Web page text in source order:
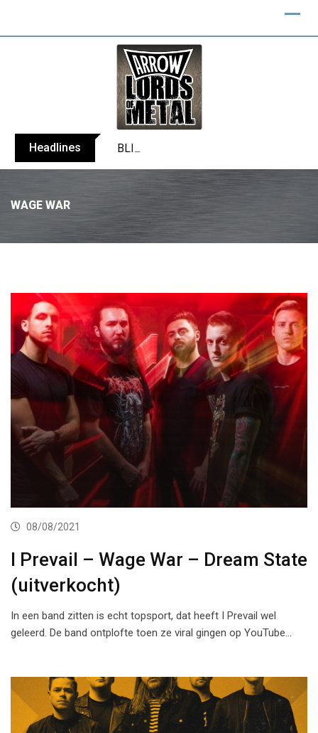
Headlines BLIND CHANNEL release “Diana” / “No
WAGE WAR
08/08/2021
I Prevail – Wage War – Dream State
(uitverkocht)
In een band zitten is echt topsport, dat heeft I Prevail wel
geleerd. De band ontplofte toen ze viral gingen op YouTube…